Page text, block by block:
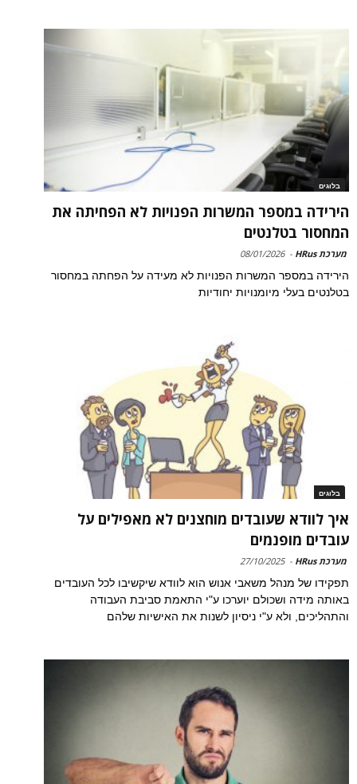
בלוגים
הירידה במספר המשרות הפנויות לא הפחיתה את
המחסור בטלנטים
מערכת HRus -
08/01/2026
הירידה במספר המשרות הפנויות לא מעידה על הפחתה במחסור
בטלנטים בעלי מיומנויות יחודיות
בלוגים
איך לוודא שעובדים מוחצנים לא מאפילים על
עובדים מופנמים
מערכת HRus -
27/10/2025
תפקידו של מנהל משאבי אנוש הוא לוודא שיקשיבו לכל העובדים
באותה מידה ושכולם יוערכו ע"י התאמת סביבת העבודה
והתהליכים, ולא ע"י ניסיון לשנות את האישיות שלהם